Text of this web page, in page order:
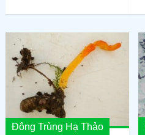
Đông Trùng Hạ Thảo